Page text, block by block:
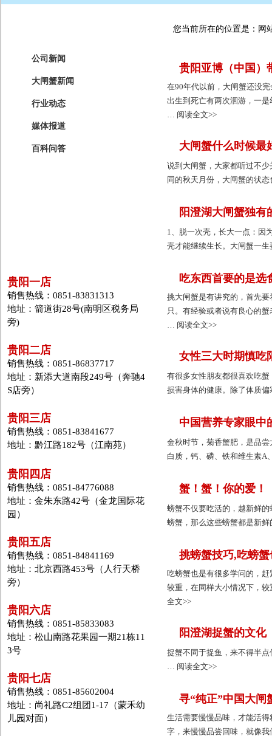
公司新闻
大闸蟹新闻
行业动态
媒体报道
百科问答
贵阳一店
销售热线：0851-83831313
地址：箭道街28号(南明区税务局
旁)
贵阳二店
销售热线：0851-86837717
地址：新添大道南段249号（奔驰4
S店旁）
贵阳三店
销售热线：0851-83841677
地址：黔江路182号（江南苑）
贵阳四店
销售热线：0851-84776088
地址：金朱东路42号（金龙国际花
园）
贵阳五店
销售热线：0851-84841169
地址：北京西路453号（人行天桥
旁）
贵阳六店
销售热线：0851-85833083
地址：松山南路花果园一期21栋11
3号
贵阳七店
销售热线：0851-85602004
地址：尚礼路C2组团1-17（蒙禾幼
儿园对面）
您当前所在的位置是：网
贵阳亚博（中国）
在90年代以前，大闸蟹还没
出生到死亡有两次洄游，一
… 阅读全文>>
大闸蟹什么时候最
说到大闸蟹，大家都听过不
同的秋天月份，大闸蟹的状
阳澄湖大闸蟹独有
1、脱一次壳，长大一点：因
壳才能继续生长。大闸蟹一
吃东西首要的是选
挑大闸蟹是有讲究的，首先
只。有经验或者说有良心的
… 阅读全文>>
女性三大时期慎吃
有很多女性朋友都很喜欢吃
损害身体的健康。除了体质
中国营养专家眼中
金秋时节，菊香蟹肥，是品
白质，钙、磷、铁和维生素A
蟹！蟹！你的爱！
螃蟹不仅要吃活的，越新鲜
螃蟹，那么这些螃蟹都是新
挑螃蟹技巧,吃螃
吃螃蟹也是有很多学问的，
较重，在同样大小情况下，
全文>>
阳澄湖捉蟹的文化
捉蟹不同于捉鱼，来不得半
… 阅读全文>>
寻“纯正”中国大闸
生活需要慢慢品味，才能活
字，来慢慢品尝回味，就像